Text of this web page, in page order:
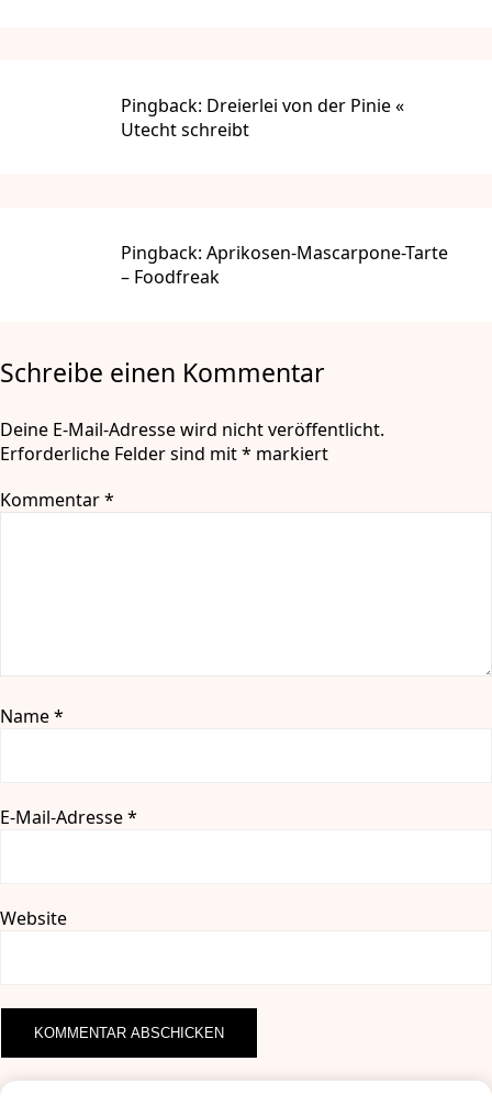
Pingback: Dreierlei von der Pinie «
Utecht schreibt
Pingback: Aprikosen-Mascarpone-Tarte
– Foodfreak
Schreibe einen Kommentar
Deine E-Mail-Adresse wird nicht veröffentlicht.
Erforderliche Felder sind mit* markiert
Kommentar*
Name*
E-Mail-Adresse*
Website